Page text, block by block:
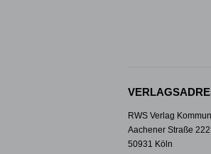
RWS Verlag
Aachener Straße 222
50931 Köln